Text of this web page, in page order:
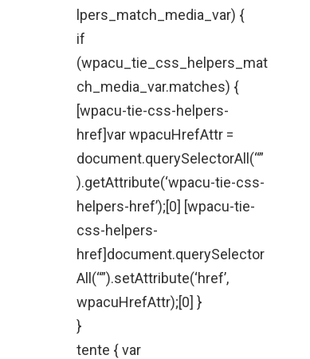
lpers_match_media_var) {
if
(wpacu_tie_css_helpers_mat
ch_media_var.matches) {
[wpacu-tie-css-helpers-
href]var wpacuHrefAttr =
document.querySelectorAll(“”
).getAttribute(‘wpacu-tie-css-
helpers-href’);[0] [wpacu-tie-
css-helpers-
href]document.querySelector
All(“”).setAttribute(‘href’,
wpacuHrefAttr);[0] }
}
tente { var